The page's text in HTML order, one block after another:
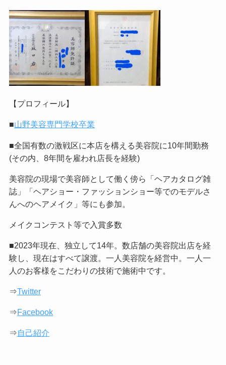
【プロフィール】
■山野美容専門学校卒業
■全国有数の激戦区に本店を構える美容院に10年間勤務
(その内、8年間を雇われ店長を経験)
美容院の現場で美容師として働く傍ら「ヘアカタログ雑
誌」「ヘアショー・ファッションショー等でのモデルさ
んへのヘアメイク」等にも参加。
メイクコンテスト等で入賞多数
■2023年現在、独立して14年。数店舗の美容院出店を経
験し、現在はすべて譲渡。一人美容院を経営中。一人一
人のお客様をこだわりの技術で施術中です。
⇒Twitter
⇒Facebook
⇒自己紹介